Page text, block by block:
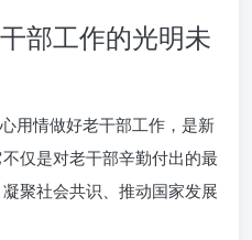
部工作的光明未
用情做好老干部工作，是新
仅是对老干部辛勤付出的最
聚社会共识、推动国家发展